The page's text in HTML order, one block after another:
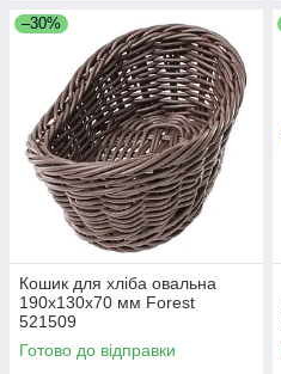
–30%
Кошик для хліба овальна
190х130х70 мм Forest
521509
Готово до відправки